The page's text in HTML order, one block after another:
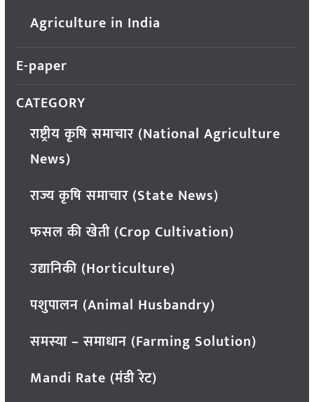
Agriculture in India
E-paper
CATEGORY
राष्ट्रीय कृषि समाचार (National Agriculture
News)
राज्य कृषि समाचार (State News)
फसल की खेती (Crop Cultivation)
उद्यानिकी (Horticulture)
पशुपालन (Animal Husbandry)
समस्या – समाधान (Farming Solution)
Mandi Rate (मंडी रेट)